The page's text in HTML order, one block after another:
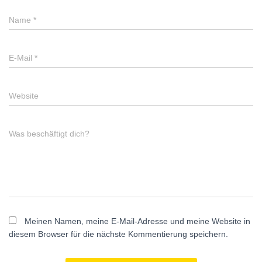
Name *
E-Mail *
Website
Was beschäftigt dich?
Meinen Namen, meine E-Mail-Adresse und meine Website in
diesem Browser für die nächste Kommentierung speichern.